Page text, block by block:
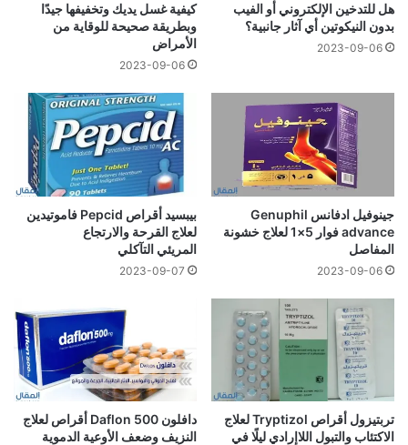
هل للتدخين الإلكتروني أو الفيب
بدون النيكوتين أي آثار جانبية؟
2023-09-06
كيفية غسل يديك وتخفيفها جيدًا
وبطريقة صحيحة للوقاية من
الأمراض
2023-09-06
جينوفيل ادفانس Genuphil
advance فوار 5×1 لعلاج خشونة
المفاصل
2023-09-06
بيبسيد أقراص Pepcid فاموتيدين
لعلاج القرحة والارتجاع
المريئي التآكلي
2023-09-07
تربتيزول أقراص Tryptizol لعلاج
الاكتئاب والتبول اللاإرادي ليلًا في
دافلون 500 Daflon أقراص لعلاج
النزيف وضعف الأوعية الدموية